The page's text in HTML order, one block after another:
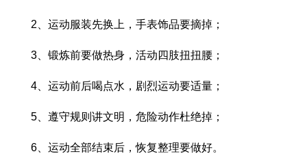
2、运动服装先换上，手表饰品要摘掉；
3、锻炼前要做热身，活动四肢扭扭腰；
4、运动前后喝点水，剧烈运动要适量；
5、遵守规则讲文明，危险动作杜绝掉；
6、运动全部结束后，恢复整理要做好。